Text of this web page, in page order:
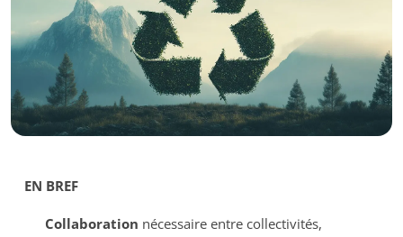
EN BREF
Collaboration nécessaire entre collectivités,